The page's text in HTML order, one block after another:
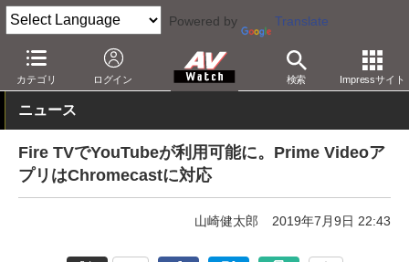
Powered by Translate
カテゴリ ログイン 検索 Impressサイト
AV Watch 製品 メディアプレーヤー Fire TV
ニュース
Fire TVでYouTubeが利用可能に。Prime Videoア
プリはChromecastに対応
山崎健太郎 2019年7月9日 22:43